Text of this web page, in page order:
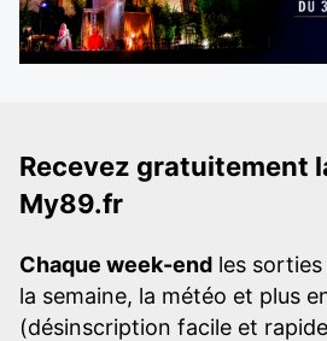
Recevez gratuitement
My89.fr
Chaque week-end les
la semaine, la météo et plus
(désinscription facile et